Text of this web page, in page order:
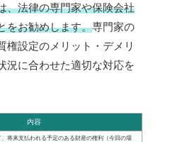
、法律の専門家や保険会社
をお勧めします。専門家の
権設定のメリット・デメリ
況に合わせた適切な対応を
内容
将来支払われる予定のある財産の権利（今回の場